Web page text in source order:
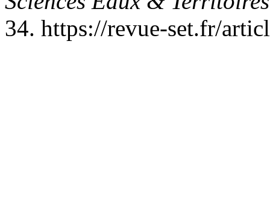
34. https://revue-set.fr/